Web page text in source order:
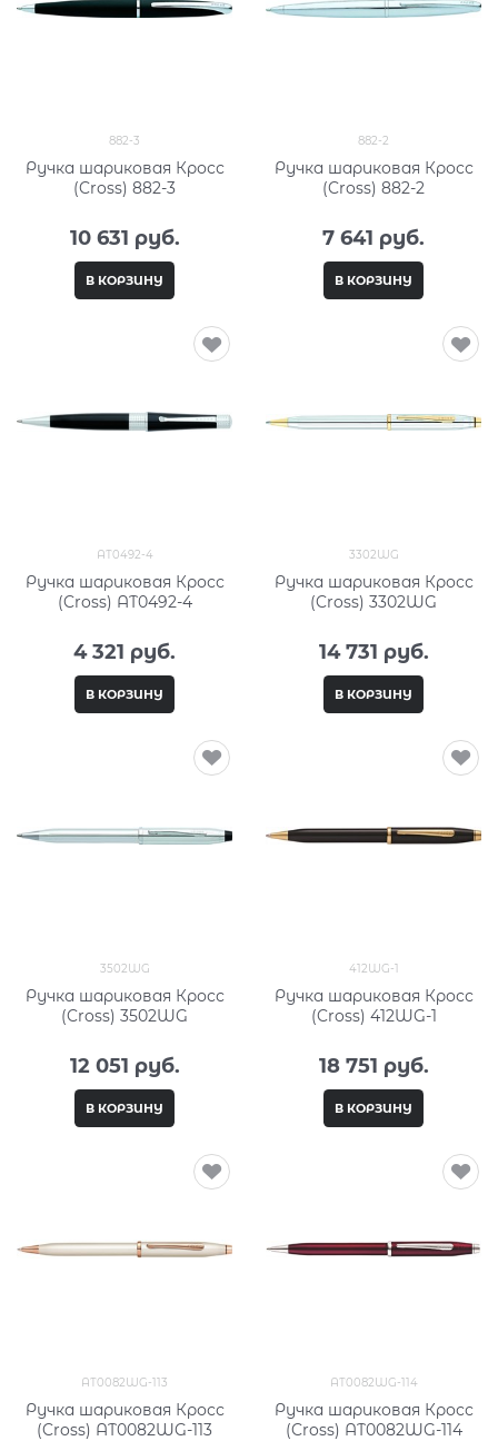
882-3
Ручка шариковая Кросс
(Cross) 882-3
10 631 руб.
В КОРЗИНУ
882-2
Ручка шариковая Кросс
(Cross) 882-2
7 641 руб.
В КОРЗИНУ
AT0492-4
Ручка шариковая Кросс
(Cross) AT0492-4
4 321 руб.
В КОРЗИНУ
3302WG
Ручка шариковая Кросс
(Cross) 3302WG
14 731 руб.
В КОРЗИНУ
3502WG
Ручка шариковая Кросс
(Cross) 3502WG
12 051 руб.
В КОРЗИНУ
412WG-1
Ручка шариковая Кросс
(Cross) 412WG-1
18 751 руб.
В КОРЗИНУ
AT0082WG-113
Ручка шариковая Кросс
(Cross) AT0082WG-113
AT0082WG-114
Ручка шариковая Кросс
(Cross) AT0082WG-114